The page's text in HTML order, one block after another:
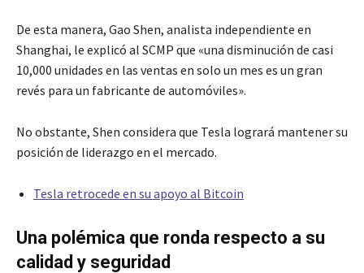
De esta manera, Gao Shen, analista independiente en
Shanghai, le explicó al SCMP que «una disminución de casi
10,000 unidades en las ventas en solo un mes es un gran
revés para un fabricante de automóviles».
No obstante, Shen considera que Tesla logrará mantener su
posición de liderazgo en el mercado.
Tesla retrocede en su apoyo al Bitcoin
Una polémica que ronda respecto a su
calidad y seguridad